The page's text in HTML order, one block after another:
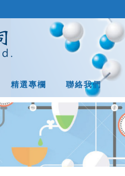
精選專欄 聯絡我們